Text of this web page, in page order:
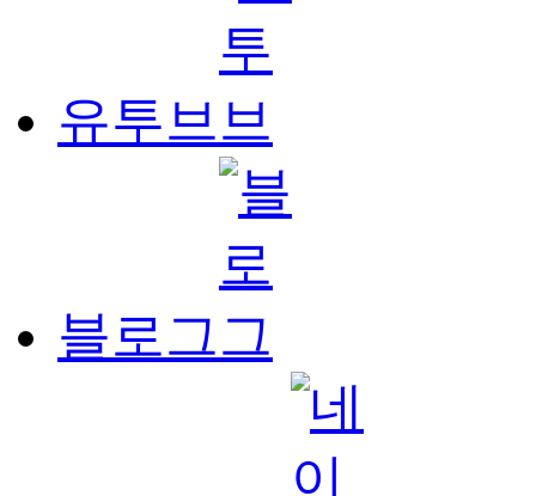
유투브
블로그